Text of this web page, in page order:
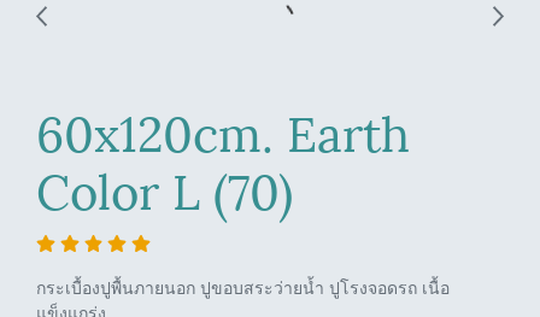
60x120cm. Earth
Color L (70)
กระเบื้องปูพื้นภายนอก ปูขอบสระว่ายน้ำ ปูโรงจอดรถ เนื้อ
แข็งแกร่ง